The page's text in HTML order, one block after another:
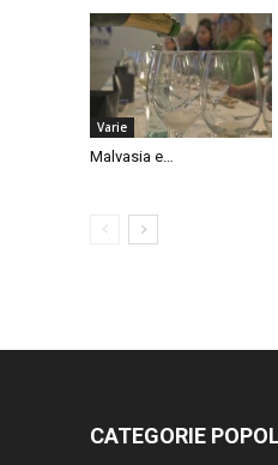
Varie
Malvasia e…
CATEGORIE